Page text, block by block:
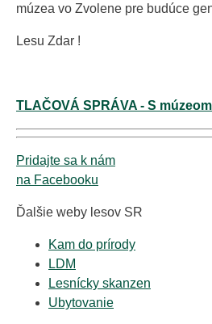
múzea vo Zvolene pre budúce
Lesu Zdar !
TLAČOVÁ SPRÁVA - S
Pridajte sa k nám
na Facebooku
Ďalšie weby lesov SR
Kam do prírody
LDM
Lesnícky skanzen
Ubytovanie